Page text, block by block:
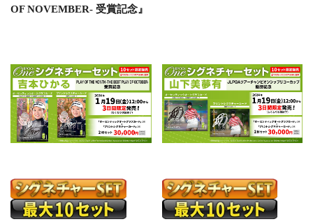
OF NOVEMBER- 受賞記念』